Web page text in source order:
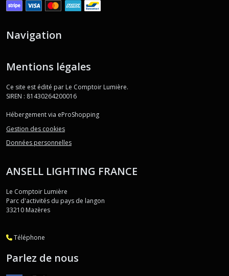
Navigation
Mentions légales
Ce site est édité par Le Comptoir Lumière.
SIREN : 81430264200016
Hébergement via eProShopping
Gestion des cookies
Données personnelles
ANSELL LIGHTING FRANCE
Le Comptoir Lumière
Parc d'activités du pays de langon
33210 Mazères
Téléphone
Parlez de nous